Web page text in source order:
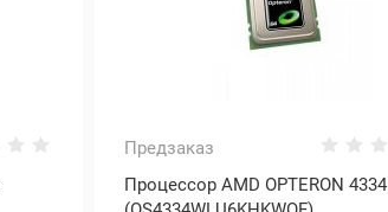
Предзаказ
Процессор AMD OPTERON 4334